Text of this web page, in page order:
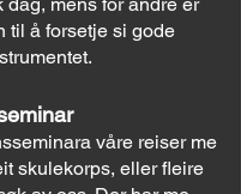
til å forsetje si gode
våre reiser me
skulekorps, eller fleire